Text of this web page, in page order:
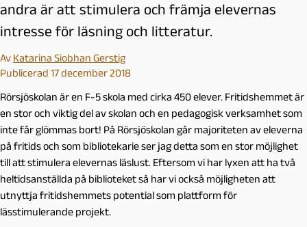
andra är att stimulera och främja elevernas
intresse för läsning och litteratur.
Av Katarina Siobhan Gerstig
Publicerad 17 december 2018
Rörsjöskolan är en F-5 skola med cirka 450 elever. Fritidshemmet är
en stor och viktig del av skolan och en pedagogisk verksamhet som
inte får glömmas bort! På Rörsjöskolan går majoriteten av eleverna
på fritids och som bibliotekarie ser jag detta som en stor möjlighet
till att stimulera elevernas läslust. Eftersom vi har lyxen att ha två
heltidsanställda på biblioteket så har vi också möjligheten att
utnyttja fritidshemmets potential som plattform för
lässtimulerande projekt.